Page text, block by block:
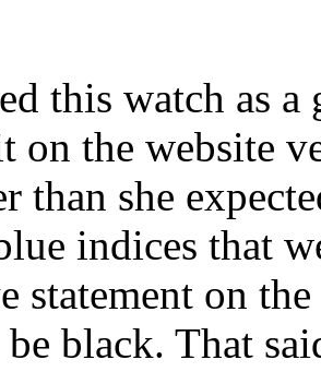
this watch as
on the website
than she
indices that
statement on
be black. That